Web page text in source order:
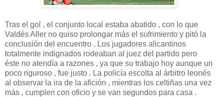
Tras el gol , el conjunto local estaba abatido , con lo que
Valdés Aller no quiso prolongar más el sufrimiento y pitó la
conclusión del encuentro . Los jugadores alicantinos
totalmente indignados rodeaban al juez del partido pero
éste no atendía a razones , ya que su trabajo hoy aunque un
poco riguroso , fue justo . La policía escolta al árbitro leonés
al observar la ira de la afición , mientras los celtiñas una vez
más , cumplen con oficio y se van segundos para casa .